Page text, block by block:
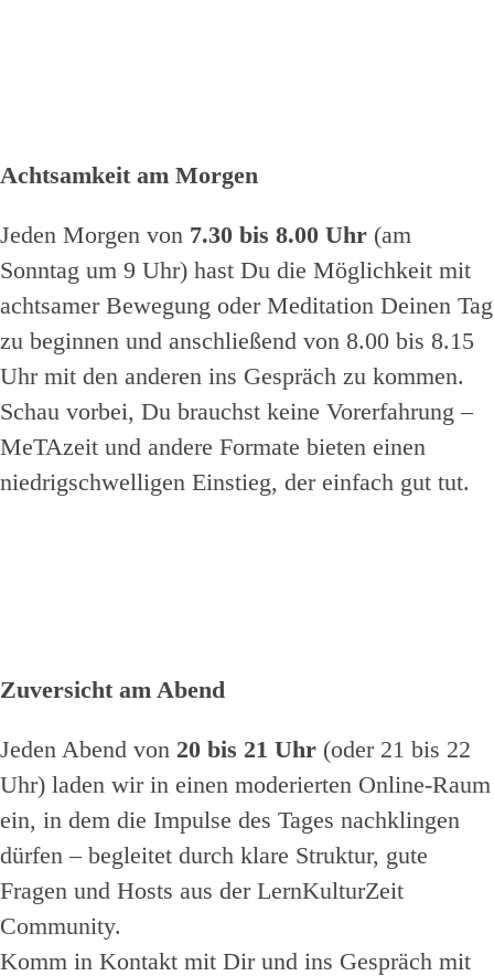
Achtsamkeit am Morgen
Jeden Morgen von 7.30 bis 8.00 Uhr (am
Sonntag um 9 Uhr) hast Du die Möglichkeit mit
achtsamer Bewegung oder Meditation Deinen Tag
zu beginnen und anschließend von 8.00 bis 8.15
Uhr mit den anderen ins Gespräch zu kommen.
Schau vorbei, Du brauchst keine Vorerfahrung –
MeTAzeit und andere Formate bieten einen
niedrigschwelligen Einstieg, der einfach gut tut.
Zuversicht am Abend
Jeden Abend von 20 bis 21 Uhr (oder 21 bis 22
Uhr) laden wir in einen moderierten Online-Raum
ein, in dem die Impulse des Tages nachklingen
dürfen – begleitet durch klare Struktur, gute
Fragen und Hosts aus der LernKulturZeit
Community.
Komm in Kontakt mit Dir und ins Gespräch mit